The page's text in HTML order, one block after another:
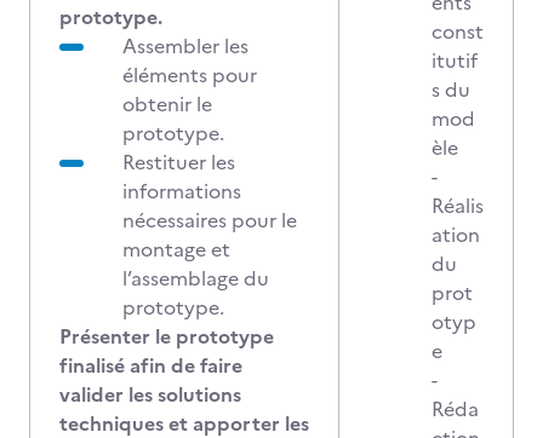
prototype.
Assembler les
éléments pour
obtenir le
prototype.
Restituer les
informations
nécessaires pour le
montage et
l’assemblage du
prototype.
Présenter le prototype
finalisé afin de faire
valider les solutions
techniques et apporter les
const
itutif
s du
mod
èle
-
Réalis
ation
du
prot
otyp
e
-
Réda